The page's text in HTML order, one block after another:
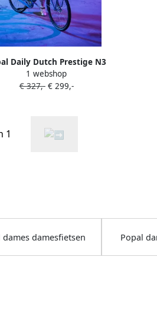
Daily Dutch Prestige N3
Stadsfiets Dames
centimeter Mineral Green
1 webshop
€ 327,-€ 299,-
1
dames damesfietsen Popal